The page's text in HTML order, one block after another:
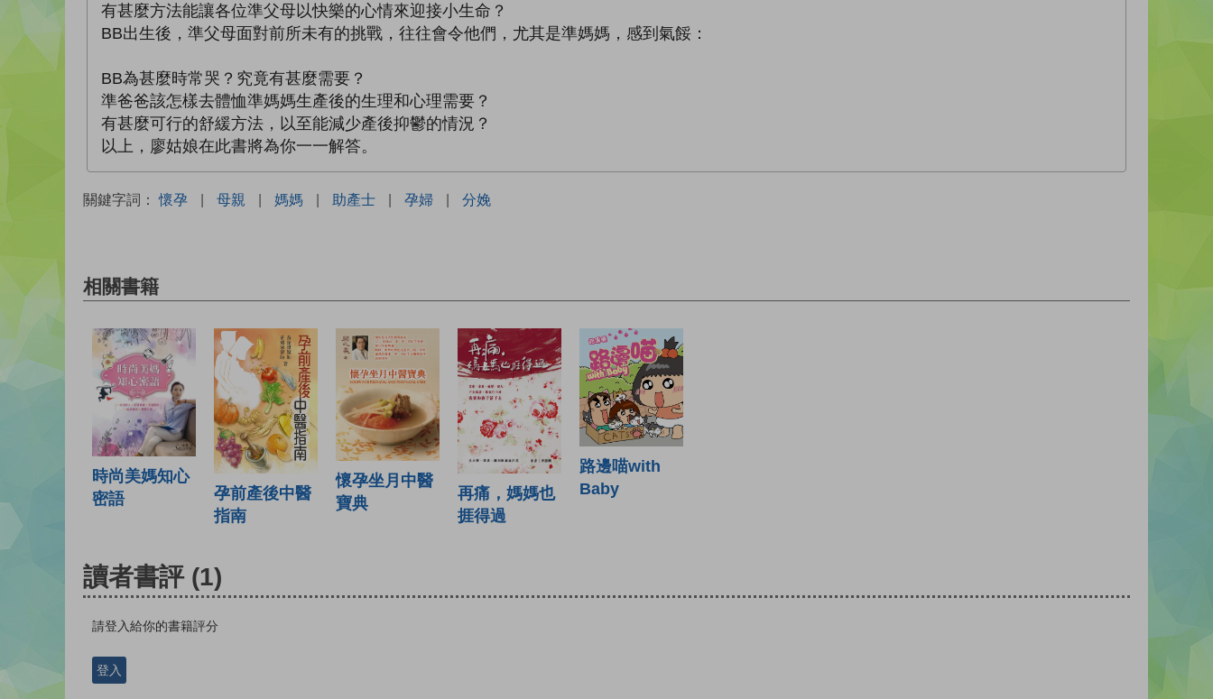
有甚麼方法能讓各位準父母以快樂的心情來迎接小生命？
BB出生後，準父母面對前所未有的挑戰，往往會令他們，尤其是準媽媽，感到氣餒：
BB為甚麼時常哭？究竟有甚麼需要？
準爸爸該怎樣去體恤準媽媽生產後的生理和心理需要？
有甚麼可行的舒緩方法，以至能減少產後抑鬱的情況？
以上，廖姑娘在此書將為你一一解答。
關鍵字詞：懷孕 | 母親 | 媽媽 | 助產士 | 孕婦 | 分娩
相關書籍
時尚美媽知心
密語
孕前產後中醫
指南
懷孕坐月中醫
寶典
再痛，媽媽也
捱得過
路邊喵with
Baby
讀者書評 (1)
請登入給你的書籍評分
登入